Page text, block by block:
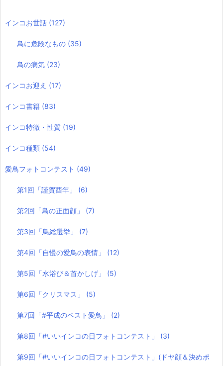
インコお世話 (127)
鳥に危険なもの (35)
鳥の病気 (23)
インコお迎え (17)
インコ書籍 (83)
インコ特徴・性質 (19)
インコ種類 (54)
愛鳥フォトコンテスト (49)
第1回「謹賀酉年」 (6)
第2回「鳥の正面顔」 (7)
第3回「鳥総選挙」 (7)
第4回「自慢の愛鳥の表情」 (12)
第5回「水浴び＆首かしげ」 (5)
第6回「クリスマス」 (5)
第7回「#平成のベスト愛鳥」 (2)
第8回「#いいインコの日フォトコンテスト」 (3)
第9回「#いいインコの日フォトコンテスト」(ドヤ顔＆決めポ